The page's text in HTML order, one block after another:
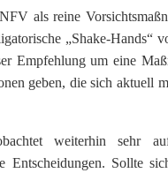
als reine
„Shake-Hands“
Empfehlung um eine
geben, die sich
weiterhin sehr
Entscheidungen. Sollte